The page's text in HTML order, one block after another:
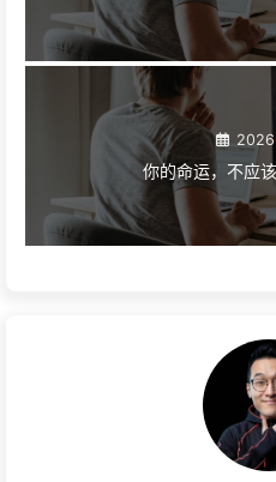
你的命运，不应